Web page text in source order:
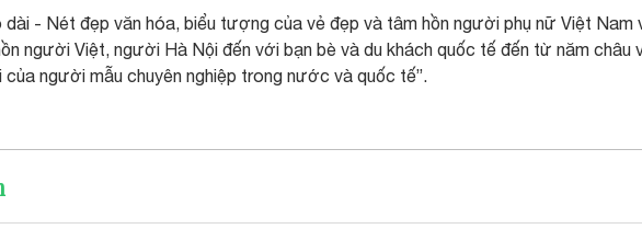
dài - Nét đẹp văn hóa, biểu tượng của vẻ đẹp và tâm hồn người phụ nữ Việt Nam
người Việt, người Hà Nội đến với bạn bè và du khách quốc tế đến từ năm châu
của người mẫu chuyên nghiệp trong nước và quốc tế”.